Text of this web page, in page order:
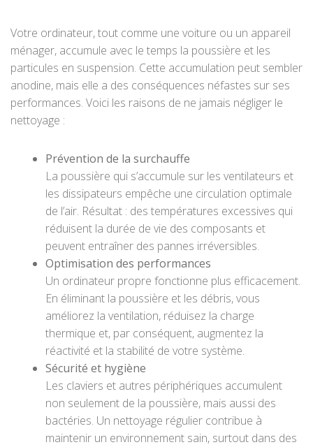
Votre ordinateur, tout comme une voiture ou un appareil
ménager, accumule avec le temps la poussière et les
particules en suspension. Cette accumulation peut sembler
anodine, mais elle a des conséquences néfastes sur ses
performances. Voici les raisons de ne jamais négliger le
nettoyage :
Prévention de la surchauffe
La poussière qui s’accumule sur les ventilateurs et
les dissipateurs empêche une circulation optimale
de l’air. Résultat : des températures excessives qui
réduisent la durée de vie des composants et
peuvent entraîner des pannes irréversibles.
Optimisation des performances
Un ordinateur propre fonctionne plus efficacement.
En éliminant la poussière et les débris, vous
améliorez la ventilation, réduisez la charge
thermique et, par conséquent, augmentez la
réactivité et la stabilité de votre système.
Sécurité et hygiène
Les claviers et autres périphériques accumulent
non seulement de la poussière, mais aussi des
bactéries. Un nettoyage régulier contribue à
maintenir un environnement sain, surtout dans des